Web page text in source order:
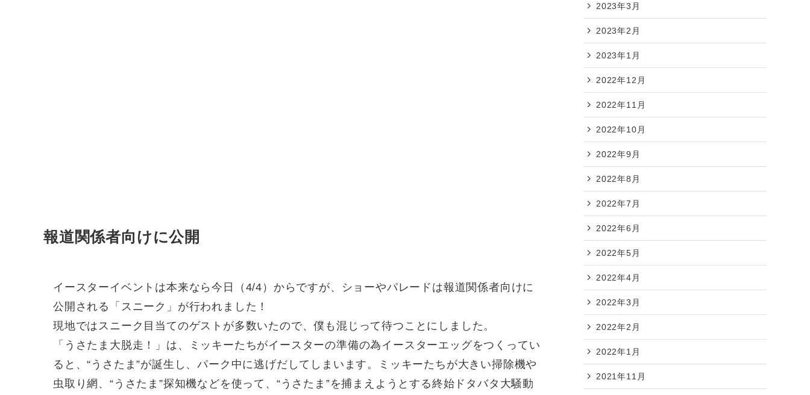
報道関係者向けに公開
イースターイベントは本来なら今日（4/4）からですが、ショーやパレードは報道関係者向けに
公開される「スニーク」が行われました！
現地ではスニーク目当てのゲストが多数いたので、僕も混じって待つことにしました。
「うさたま大脱走！」は、ミッキーたちがイースターの準備の為イースターエッグをつくってい
ると、“うさたま”が誕生し、パーク中に逃げだしてしまいます。ミッキーたちが大きい掃除機や
虫取り網、“うさたま”探知機などを使って、“うさたま”を捕まえようとする終始ドタバタ大騒動
2023年3月
2023年2月
2023年1月
2022年12月
2022年11月
2022年10月
2022年9月
2022年8月
2022年7月
2022年6月
2022年5月
2022年4月
2022年3月
2022年2月
2022年1月
2021年11月